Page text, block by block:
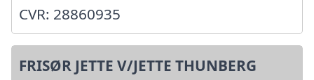
CVR: 28860935
FRISØR JETTE V/JETTE THUNBERG